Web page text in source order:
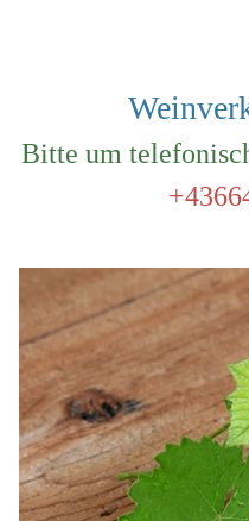
Bitte um